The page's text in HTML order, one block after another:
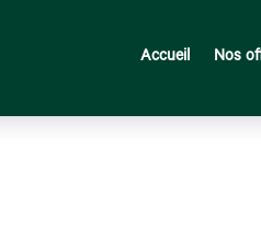
Accueil Nos